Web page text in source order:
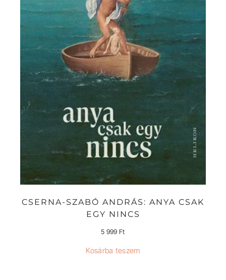
CSERNA-SZABÓ ANDRÁS: ANYA CSAK
EGY NINCS
5 999 Ft
Kosárba teszem